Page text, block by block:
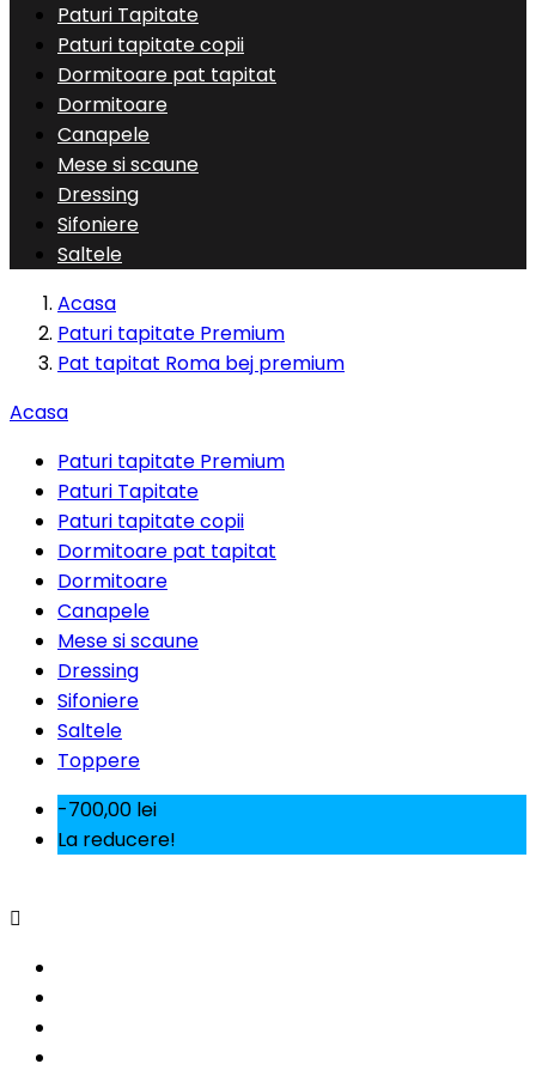
Paturi Tapitate
Paturi tapitate copii
Dormitoare pat tapitat
Dormitoare
Canapele
Mese si scaune
Dressing
Sifoniere
Saltele
Acasa
Paturi tapitate Premium
Pat tapitat Roma bej premium
Acasa
Paturi tapitate Premium
Paturi Tapitate
Paturi tapitate copii
Dormitoare pat tapitat
Dormitoare
Canapele
Mese si scaune
Dressing
Sifoniere
Saltele
Toppere
-700,00 lei
La reducere!
